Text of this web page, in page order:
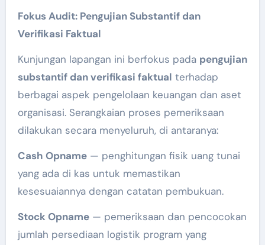
Fokus Audit: Pengujian Substantif dan
Verifikasi Faktual
Kunjungan lapangan ini berfokus pada pengujian
substantif dan verifikasi faktual terhadap
berbagai aspek pengelolaan keuangan dan aset
organisasi. Serangkaian proses pemeriksaan
dilakukan secara menyeluruh, di antaranya:
Cash Opname— penghitungan fisik uang tunai
yang ada di kas untuk memastikan
kesesuaiannya dengan catatan pembukuan.
Stock Opname— pemeriksaan dan pencocokan
jumlah persediaan logistik program yang